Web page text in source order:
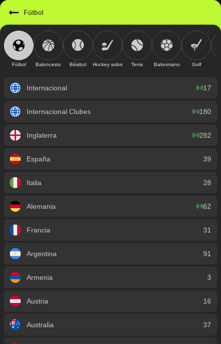
Fútbol
Fútbol Baloncesto Béisbol Hockey sobre hieloTenis Balonmano Golf
Internacional 17
Internacional Clubes 180
Inglaterra 282
España 39
Italia 28
Alemania 62
Francia 31
Argentina 91
Armenia 3
Austria 16
Australia 37
https://mobile.geniusbet.sv/sport/detail/futbol?id=1